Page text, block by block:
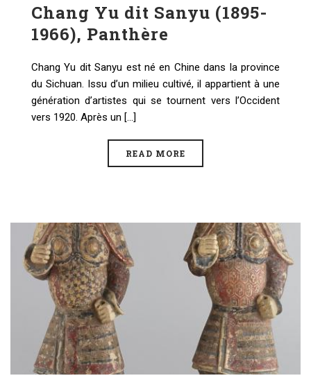
Chang Yu dit Sanyu (1895-
1966), Panthère
Chang Yu dit Sanyu est né en Chine dans la province
du Sichuan. Issu d’un milieu cultivé, il appartient à une
génération d’artistes qui se tournent vers l’Occident
vers 1920. Après un [...]
READ MORE